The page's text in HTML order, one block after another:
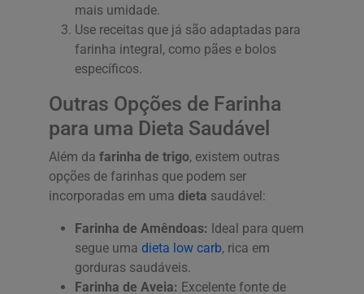
mais umidade.
Use receitas que já são adaptadas para
farinha integral, como pães e bolos
específicos.
Outras Opções de Farinha
para uma Dieta Saudável
Além da farinha de trigo, existem outras
opções de farinhas que podem ser
incorporadas em uma dieta saudável:
Farinha de Amêndoas: Ideal para quem
segue uma dieta low carb, rica em
gorduras saudáveis.
Farinha de Aveia: Excelente fonte de